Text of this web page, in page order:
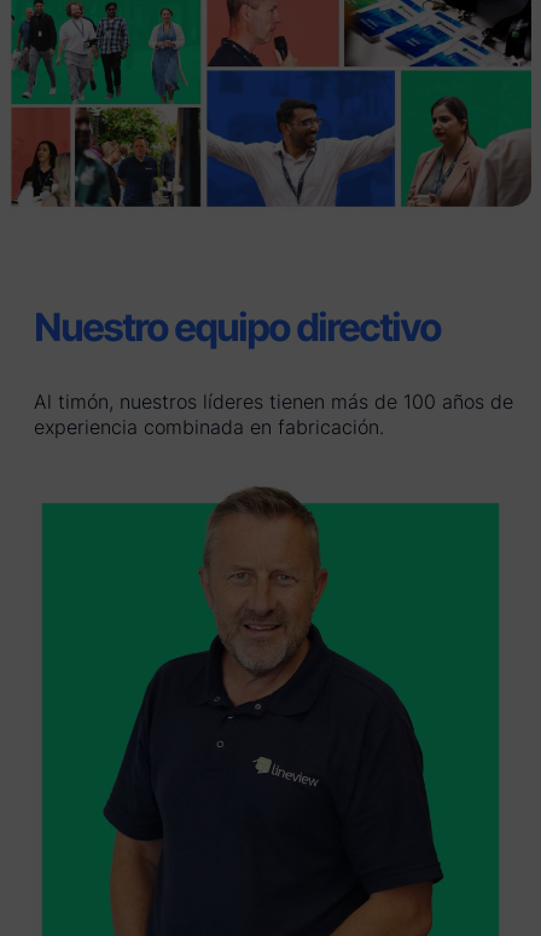
Nuestro equipo directivo
Al timón, nuestros líderes tienen más de 100 años de
experiencia combinada en fabricación.